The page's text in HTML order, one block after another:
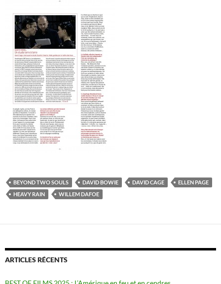
BEYOND TWO SOULS DAVID BOWIE DAVID CAGE
ELLEN PAGE
HEAVY RAIN
WILLEM DAFOE
ARTICLES RÉCENTS